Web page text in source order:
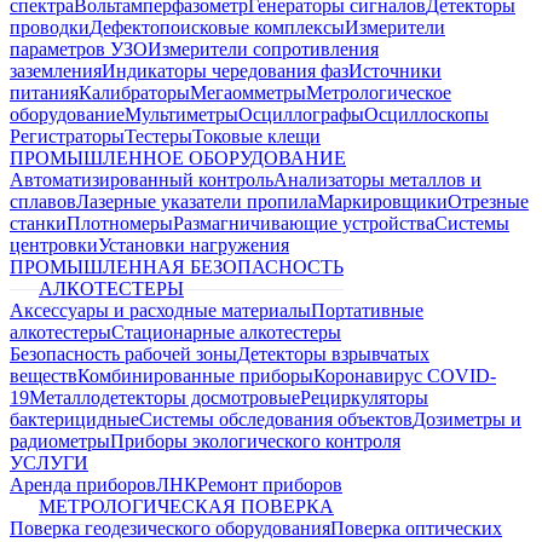
спектраВольтамперфазометрГенераторы сигналовДетекторы
проводкиДефектопоисковые комплексыИзмерители
параметров УЗОИзмерители сопротивления
заземленияИндикаторы чередования фазИсточники
питанияКалибраторыМегаомметрыМетрологическое
оборудованиеМультиметрыОсциллографыОсциллоскопы
РегистраторыТестерыТоковые клещи
ПРОМЫШЛЕННОЕ ОБОРУДОВАНИЕ
Автоматизированный контрольАнализаторы металлов и
сплавовЛазерные указатели пропилаМаркировщикиОтрезные
станкиПлотномерыРазмагничивающие устройстваСистемы
центровкиУстановки нагружения
ПРОМЫШЛЕННАЯ БЕЗОПАСНОСТЬ
АЛКОТЕСТЕРЫ
Аксессуары и расходные материалыПортативные
алкотестерыСтационарные алкотестеры
Безопасность рабочей зоныДетекторы взрывчатых
веществКомбинированные приборыКоронавирус COVID-
19Металлодетекторы досмотровыеРециркуляторы
бактерицидныеСистемы обследования объектовДозиметры и
радиометрыПриборы экологического контроля
УСЛУГИ
Аренда приборовЛНКРемонт приборов
МЕТРОЛОГИЧЕСКАЯ ПОВЕРКА
Поверка геодезического оборудованияПоверка оптических